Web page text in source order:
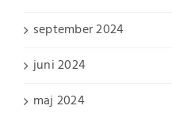
september 2024
juni 2024
maj 2024